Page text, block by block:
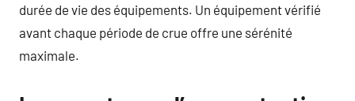
durée de vie des équipements. Un équipement vérifié
avant chaque période de crue offre une sérénité
maximale.